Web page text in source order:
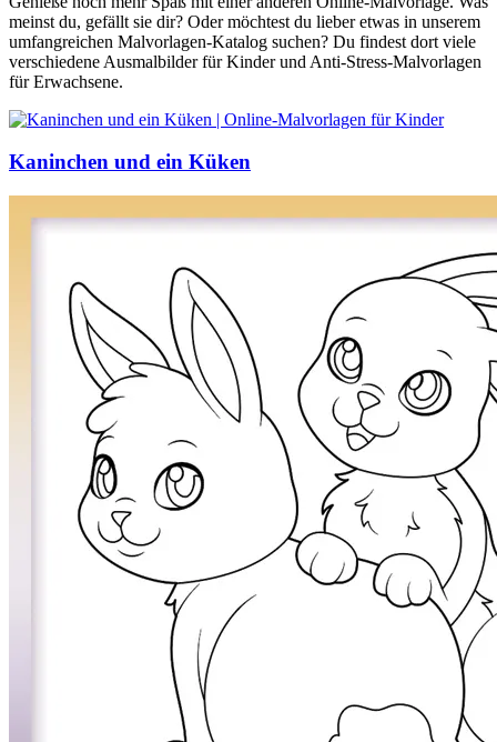
meinst du, gefällt sie dir? Oder möchtest du lieber etwas in unserem
umfangreichen Malvorlagen-Katalog suchen? Du findest dort viele
verschiedene Ausmalbilder für Kinder und Anti-Stress-Malvorlagen
für Erwachsene.
Kaninchen und ein Küken